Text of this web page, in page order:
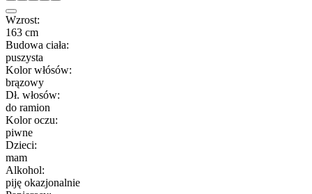
Wzrost:
163 cm
Budowa ciała:
puszysta
Kolor włósów:
brązowy
Dł. włosów:
do ramion
Kolor oczu:
piwne
Dzieci:
mam
Alkohol:
piję okazjonalnie